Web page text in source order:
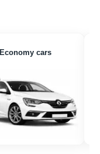
Economy cars